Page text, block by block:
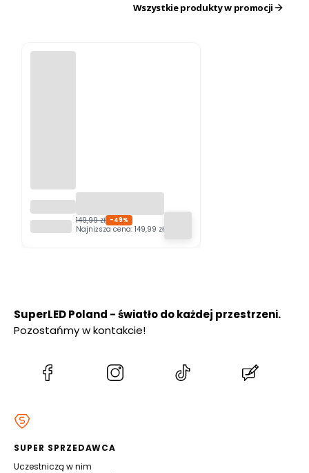
Wszystkie produkty w promocji
ogrodo
wa
149,99 zł -49%
Najniższa cena: 149,99 zł
SuperLED Poland - światło do każdej przestrzeni.
Pozostańmy w kontakcie!
(Otwiera
(Otwiera
(Otwiera
SUPER SPRZEDAWCA
Uczestniczą w nim